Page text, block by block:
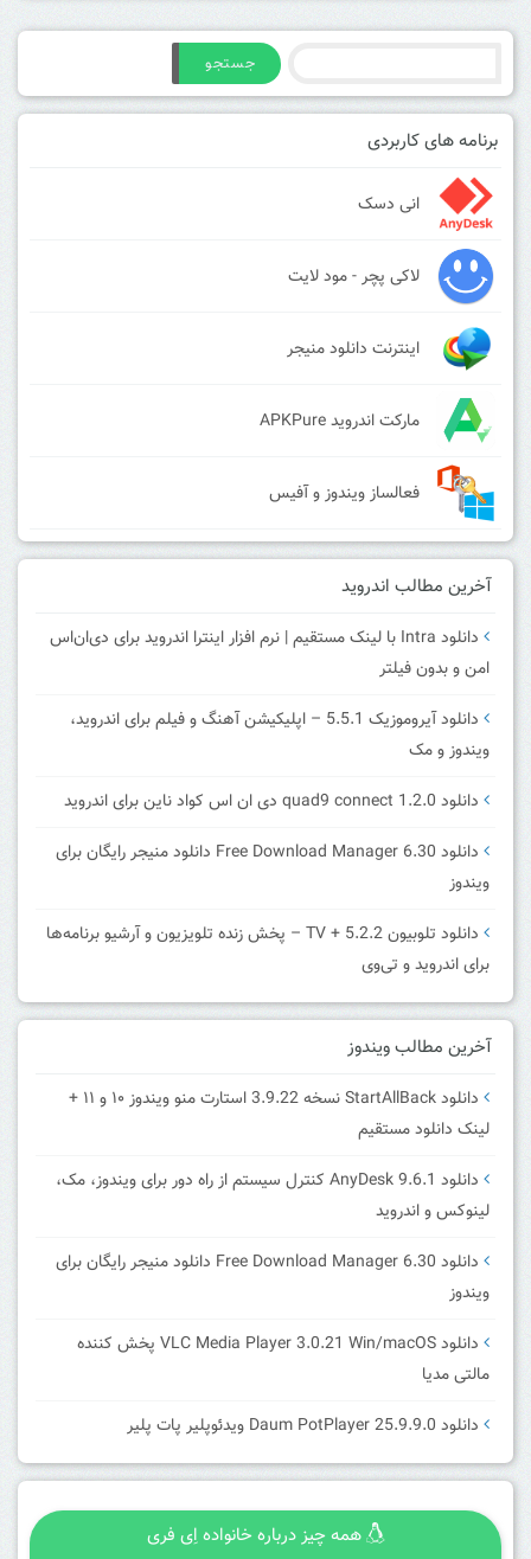
جستجو
برنامه های کاربردی
انی دسک
لاکی پچر - مود لایت
اینترنت دانلود منیجر
مارکت اندروید APKPure
فعالساز ویندوز و آفیس
آخرین مطالب اندروید
دانلود Intra با لینک مستقیم | نرم افزار اینترا اندروید برای دی‌ان‌اس
امن و بدون فیلتر
دانلود آیروموزیک 5.5.1 – اپلیکیشن آهنگ و فیلم برای اندروید،
ویندوز و مک
دانلود quad9 connect 1.2.0 دی ان اس کواد ناین برای اندروید
دانلود Free Download Manager 6.30 دانلود منیجر رایگان برای
ویندوز
دانلود تلوبیون 5.2.2 + TV – پخش زنده تلویزیون و آرشیو برنامه‌ها
برای اندروید و تی‌وی
آخرین مطالب ویندوز
دانلود StartAllBack نسخه 3.9.22 استارت منو ویندوز ۱۰ و ۱۱ +
لینک دانلود مستقیم
دانلود AnyDesk 9.6.1 کنترل سیستم از راه دور برای ویندوز، مک،
لینوکس و اندروید
دانلود Free Download Manager 6.30 دانلود منیجر رایگان برای
ویندوز
دانلود VLC Media Player 3.0.21 Win/macOS پخش کننده
مالتی مدیا
دانلود Daum PotPlayer 25.9.9.0 ویدئوپلیر پات پلیر
همه چیز درباره خانواده اِی فری